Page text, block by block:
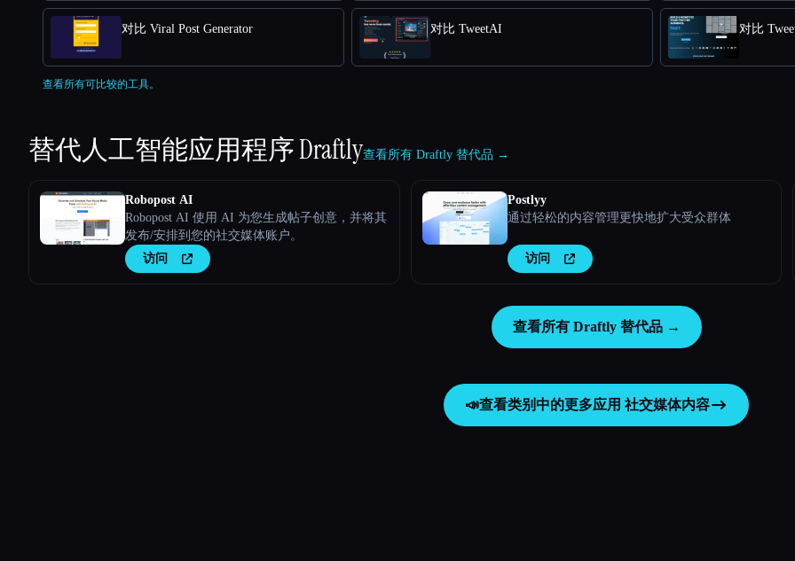
对比 Viral Post Generator 对比 TweetAI 对比
查看所有可比较的工具。
替代人工智能应用程序Draftly查看所有 Draftly 替代品 →
Robopost AI
Robopost AI 使用 AI 为您生成帖子创意，并将其
发布/安排到您的社交媒体账户。
访问
Postlyy
通过轻松的内容管理更快地扩大受众群体
访问
查看所有 Draftly 替代品 →
📣查看类别中的更多应用 社交媒体内容